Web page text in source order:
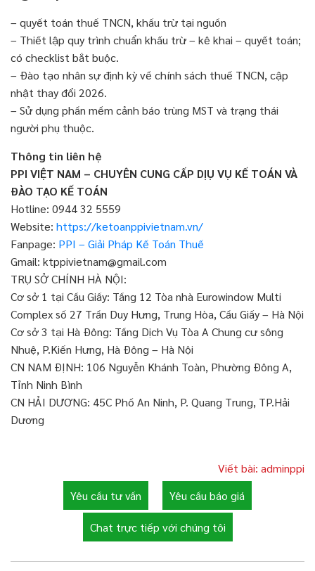
– quyết toán thuế TNCN, khấu trừ tại nguồn
– Thiết lập quy trình chuẩn khấu trừ – kê khai – quyết toán;
có checklist bắt buộc.
– Đào tạo nhân sự định kỳ về chính sách thuế TNCN, cập
nhật thay đổi 2026.
– Sử dụng phần mềm cảnh báo trùng MST và trạng thái
người phụ thuộc.
Thông tin liên hệ
PPI VIỆT NAM – CHUYÊN CUNG CẤP DỊỤ VỤ KẾ TOÁN VÀ
ĐÀO TẠO KẾ TOÁN
Hotline: 0944 32 5559
Website: https://ketoanppivietnam.vn/
Fanpage: PPI – Giải Pháp Kế Toán Thuế
Gmail: ktppivietnam@gmail.com
TRỤ SỞ CHÍNH HÀ NỘI:
Cơ sở 1 tại Cầu Giấy: Tầng 12 Tòa nhà Eurowindow Multi
Complex số 27 Trần Duy Hưng, Trung Hòa, Cầu Giấy – Hà Nội
Cơ sở 3 tại Hà Đông: Tầng Dịch Vụ Tòa A Chung cư sông
Nhuệ, P.Kiến Hưng, Hà Đông – Hà Nội
CN NAM ĐỊNH: 106 Nguyễn Khánh Toàn, Phường Đông A,
Tỉnh Ninh Bình
CN HẢI DƯƠNG: 45C Phố An Ninh, P. Quang Trung, TP.Hải
Dương
Viết bài: adminppi
Yêu cầu tư vấn
Yêu cầu báo giá
Chat trực tiếp với chúng tôi